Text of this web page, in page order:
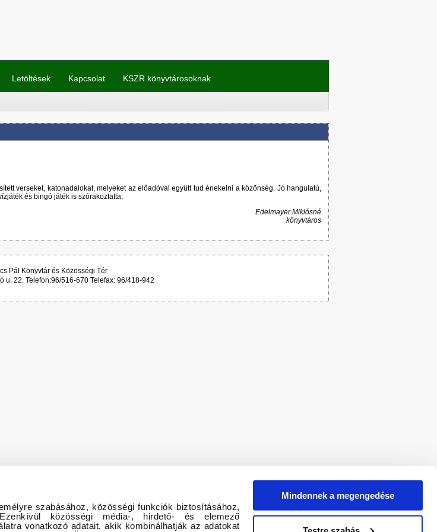
szabásához, közösségi funkciók biztosításához,
közösségi média-, hirdető- és elemező
vonatkozó adatait, akik kombinálhatják az adatokat
Mindennek a megengedése
Letöltések Kapcsolat KSZR könyvtárosoknak
verseket, katonadalokat, melyeket az előadóval együtt tud énekelni a közönség. Jó hangulatú,
és bingó játék is szórakoztatta.
Edelmayer Miklósné
könyvtáros
Pál Könyvtár és Közösségi Tér
u. 22. Telefon:96/516-670 Telefax: 96/418-942